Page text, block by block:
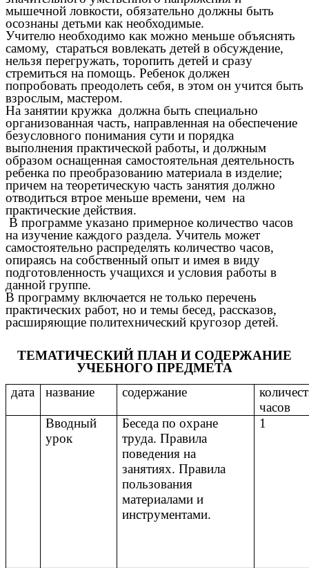
мышечной ловкости, обязательно должны быть
осознаны детьми как необходимые.
Учителю необходимо как можно меньше объяснять
самому, стараться вовлекать детей в обсуждение,
нельзя перегружать, торопить детей и сразу
стремиться на помощь. Ребенок должен
попробовать преодолеть себя, в этом он учится быть
взрослым, мастером.
На занятии кружка должна быть специально
организованная часть, направленная на обеспечение
безусловного понимания сути и порядка
выполнения практической работы, и должным
образом оснащенная самостоятельная деятельность
ребенка по преобразованию материала в изделие;
причем на теоретическую часть занятия должно
отводиться втрое меньше времени, чем на
практические действия.
В программе указано примерное количество часов
на изучение каждого раздела. Учитель может
самостоятельно распределять количество часов,
опираясь на собственный опыт и имея в виду
подготовленность учащихся и условия работы в
данной группе.
В программу включается не только перечень
практических работ, но и темы бесед, рассказов,
расширяющие политехнический кругозор детей.
ТЕМАТИЧЕСКИЙ ПЛАН И СОДЕРЖАНИЕ
УЧЕБНОГО ПРЕДМЕТА
дата
название содержание
часов
Вводный
урок
Беседа по охране
труда. Правила
поведения на
занятиях. Правила
пользования
материалами и
инструментами.
1